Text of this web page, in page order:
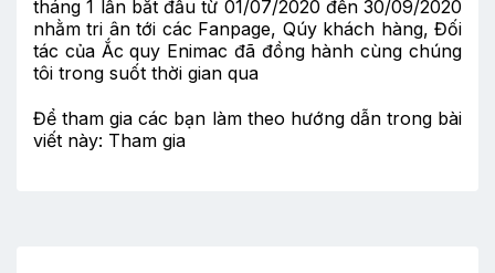
tháng 1 lần bắt đầu từ 01/07/2020 đến 30/09/2020
nhằm tri ân tới các Fanpage, Qúy khách hàng, Đối
tác của Ắc quy Enimac đã đồng hành cùng chúng
tôi trong suốt thời gian qua
Để tham gia các bạn làm theo hướng dẫn trong bài
viết này: Tham gia